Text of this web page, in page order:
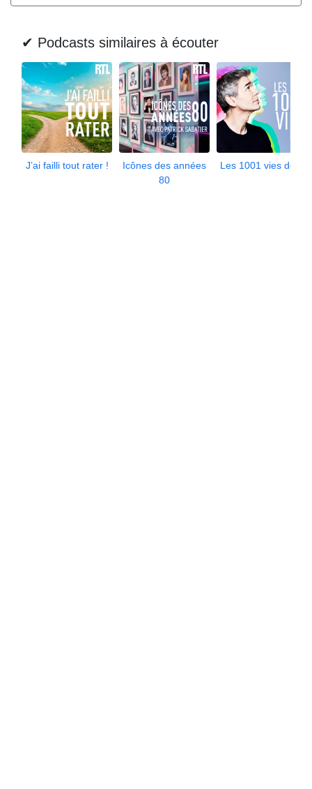
✔ Podcasts similaires à écouter
J’ai failli tout rater !
Icônes des années
80
Les 1001 vies de...